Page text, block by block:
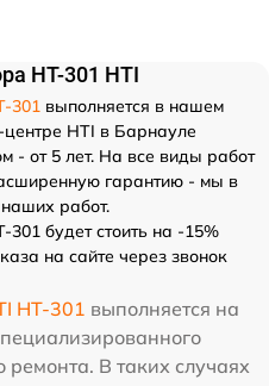
HT-301 HTI
301 выполняется в нашем
HTI в Барнауле
- от 5 лет. На все виды работ
гарантию - мы в
работ.
301 будет стоить на -15%
на сайте через звонок
HT-301 выполняется на
В таких случаях